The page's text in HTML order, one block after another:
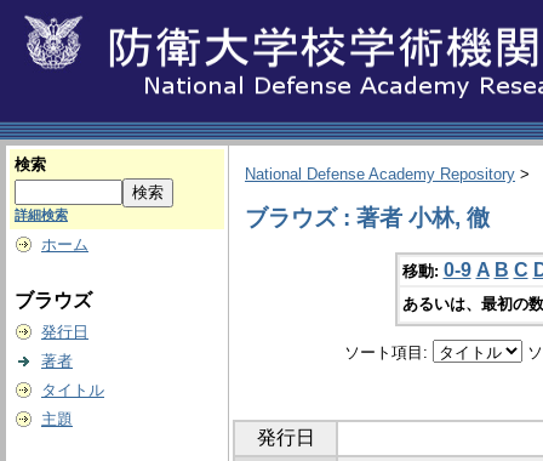
検索
詳細検索
ホーム
ブラウズ
発行日
著者
タイトル
主題
National Defense Academy Repository >
ブラウズ : 著者 小林, 徹
移動: 0-9 A B C
あるいは、最初の
ソート項目:
発行日